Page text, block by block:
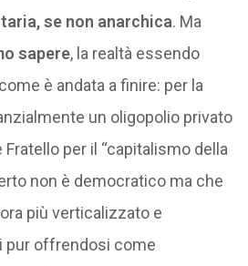
se non anarchica. Ma
sapere, la realtà essendo
è andata a finire: per la
un oligopolio privato
per il “capitalismo della
non è democratico ma che
più verticalizzato e
pur offrendosi come